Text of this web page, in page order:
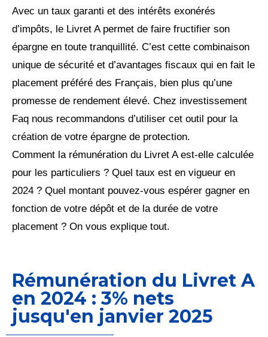
Avec un taux garanti et des intérêts exonérés
d’impôts, le Livret A permet de faire fructifier son
épargne en toute tranquillité. C’est cette combinaison
unique de sécurité et d’avantages fiscaux qui en fait le
placement préféré des Français, bien plus qu’une
promesse de rendement élevé. Chez investissement
Faq nous recommandons d’utiliser cet outil pour la
création de votre épargne de protection.
Comment la rémunération du Livret A est-elle calculée
pour les particuliers ? Quel taux est en vigueur en
2024 ? Quel montant pouvez-vous espérer gagner en
fonction de votre dépôt et de la durée de votre
placement ? On vous explique tout.
Rémunération du Livret A
en 2024 : 3% nets
jusqu'en janvier 2025